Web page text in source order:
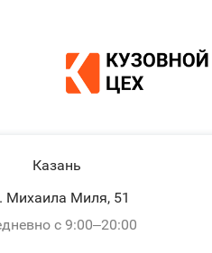
Казань
Михаила Миля, 51
с 9:00–20:00